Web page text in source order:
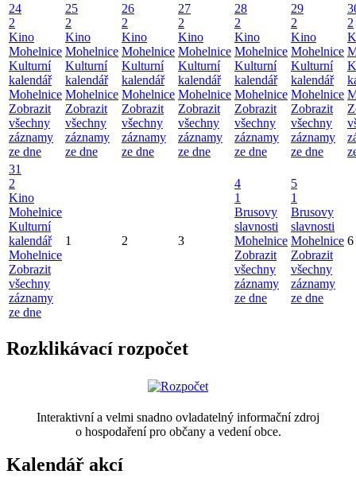
24
2
Kino
Mohelnice
Kulturní
kalendář
Mohelnice
Zobrazit
všechny
záznamy
ze dne
25
2
Kino
Mohelnice
Kulturní
kalendář
Mohelnice
Zobrazit
všechny
záznamy
ze dne
26
2
Kino
Mohelnice
Kulturní
kalendář
Mohelnice
Zobrazit
všechny
záznamy
ze dne
27
2
Kino
Mohelnice
Kulturní
kalendář
Mohelnice
Zobrazit
všechny
záznamy
ze dne
28
2
Kino
Mohelnice
Kulturní
kalendář
Mohelnice
Zobrazit
všechny
záznamy
ze dne
29
2
Kino
Mohelnice
Kulturní
kalendář
Mohelnice
Zobrazit
všechny
záznamy
ze dne
2
31
2
Kino
Mohelnice
Kulturní
kalendář
Mohelnice
Zobrazit
všechny
záznamy
ze dne
1 2 3
4
1
Brusovy
slavnosti
Mohelnice
Zobrazit
všechny
záznamy
ze dne
5
1
Brusovy
slavnosti
Mohelnice
Zobrazit
všechny
záznamy
ze dne
6
Rozklikávací rozpočet
Interaktivní a velmi snadno ovladatelný informační zdroj
o hospodaření pro občany a vedení obce.
Kalendář akcí